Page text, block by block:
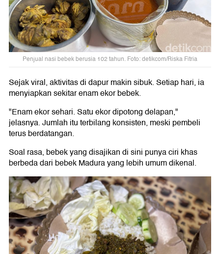
Penjual nasi bebek berusia 102 tahun. Foto: detikcom/Riska Fitria
Sejak viral, aktivitas di dapur makin sibuk. Setiap hari, ia
menyiapkan sekitar enam ekor bebek.
"Enam ekor sehari. Satu ekor dipotong delapan,"
jelasnya. Jumlah itu terbilang konsisten, meski pembeli
terus berdatangan.
Soal rasa, bebek yang disajikan di sini punya ciri khas
berbeda dari bebek Madura yang lebih umum dikenal.